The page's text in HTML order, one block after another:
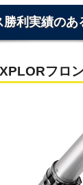
勝利実績のあ
フロ